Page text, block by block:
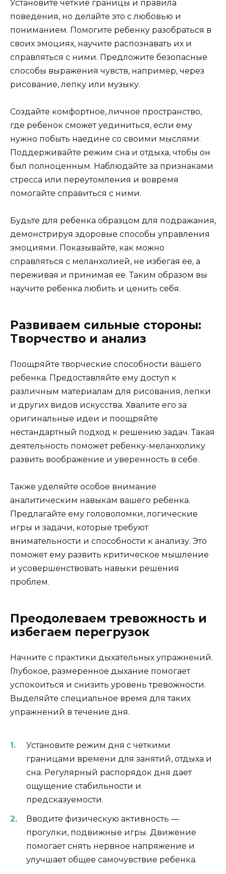
Установите четкие границы и правила
поведения, но делайте это с любовью и
пониманием. Помогите ребенку разобраться в
своих эмоциях, научите распознавать их и
справляться с ними. Предложите безопасные
способы выражения чувств, например, через
рисование, лепку или музыку.
Создайте комфортное, личное пространство,
где ребенок сможет уединиться, если ему
нужно побыть наедине со своими мыслями.
Поддерживайте режим сна и отдыха, чтобы он
был полноценным. Наблюдайте за признаками
стресса или переутомления и вовремя
помогайте справиться с ними.
Будьте для ребенка образцом для подражания,
демонстрируя здоровые способы управления
эмоциями. Показывайте, как можно
справляться с меланхолией, не избегая ее, а
переживая и принимая ее. Таким образом вы
научите ребенка любить и ценить себя.
Развиваем сильные стороны:
Творчество и анализ
Поощряйте творческие способности вашего
ребенка. Предоставляйте ему доступ к
различным материалам для рисования, лепки
и других видов искусства. Хвалите его за
оригинальные идеи и поощряйте
нестандартный подход к решению задач. Такая
деятельность поможет ребенку-меланхолику
развить воображение и уверенность в себе.
Также уделяйте особое внимание
аналитическим навыкам вашего ребенка.
Предлагайте ему головоломки, логические
игры и задачи, которые требуют
внимательности и способности к анализу. Это
поможет ему развить критическое мышление
и усовершенствовать навыки решения
проблем.
Преодолеваем тревожность и
избегаем перегрузок
Начните с практики дыхательных упражнений.
Глубокое, размеренное дыхание помогает
успокоиться и снизить уровень тревожности.
Выделяйте специальное время для таких
упражнений в течение дня.
Установите режим дня с четкими
границами времени для занятий, отдыха и
сна. Регулярный распорядок дня дает
ощущение стабильности и
предсказуемости.
Вводите физическую активность —
прогулки, подвижные игры. Движение
помогает снять нервное напряжение и
улучшает общее самочувствие ребенка.